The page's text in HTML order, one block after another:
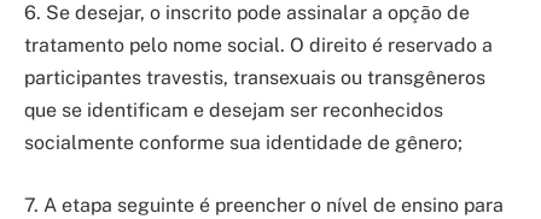
6. Se desejar, o inscrito pode assinalar a opção de
tratamento pelo nome social. O direito é reservado a
participantes travestis, transexuais ou transgêneros
que se identificam e desejam ser reconhecidos
socialmente conforme sua identidade de gênero;
7. A etapa seguinte é preencher o nível de ensino para